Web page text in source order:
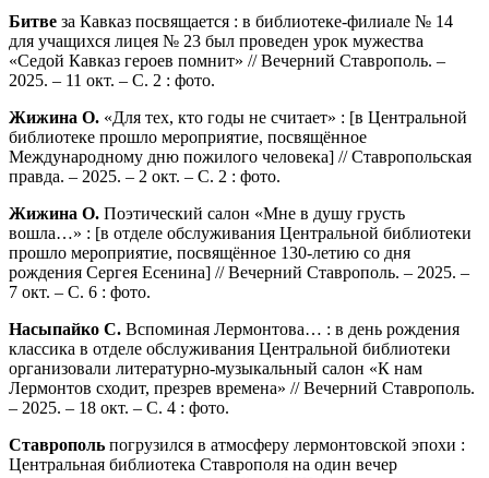
Битве за Кавказ посвящается : в библиотеке-филиале № 14
для учащихся лицея № 23 был проведен урок мужества
«Седой Кавказ героев помнит» // Вечерний Ставрополь. –
2025. – 11 окт. – С. 2 : фото.
Жижина О. «Для тех, кто годы не считает» : [в Центральной
библиотеке прошло мероприятие, посвящённое
Международному дню пожилого человека] // Ставропольская
правда. – 2025. – 2 окт. – С. 2 : фото.
Жижина О. Поэтический салон «Мне в душу грусть
вошла…» : [в отделе обслуживания Центральной библиотеки
прошло мероприятие, посвящённое 130-летию со дня
рождения Сергея Есенина] // Вечерний Ставрополь. – 2025. –
7 окт. – С. 6 : фото.
Насыпайко С. Вспоминая Лермонтова… : в день рождения
классика в отделе обслуживания Центральной библиотеки
организовали литературно-музыкальный салон «К нам
Лермонтов сходит, презрев времена» // Вечерний Ставрополь.
– 2025. – 18 окт. – С. 4 : фото.
Ставрополь погрузился в атмосферу лермонтовской эпохи :
Центральная библиотека Ставрополя на один вечер